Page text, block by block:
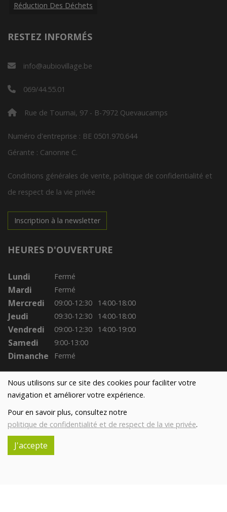
Nous utilisons sur ce site des cookies pour faciliter votre
navigation et améliorer votre expérience.
Pour en savoir plus, consultez notre
politique de confidentialité et de respect de la vie privée.
J'accepte
Réduction Des Déchets
RESTEZ INFORMÉS
info@aubiovillage.be
069/44.55.01
Rue de Tournai, 97 - B-7972 Quevaucamps
Numéro d'entreprise : BE 0501.970.644
Gérante : Canonne C.
Conditions générales de vente, politique de confidentialité et
de respect de la vie privée
Inscription à la newsletter
HEURES D'OUVERTURE
Lundi Fermé
Mardi Fermé
Mercredi 09:00-12:30 14:00-18:00
Jeudi 09:30-12:30 14:00-18:00
Vendredi 09:00-12:30 14:00-19:00
Samedi 9:00-13:00
Dimanche Fermé